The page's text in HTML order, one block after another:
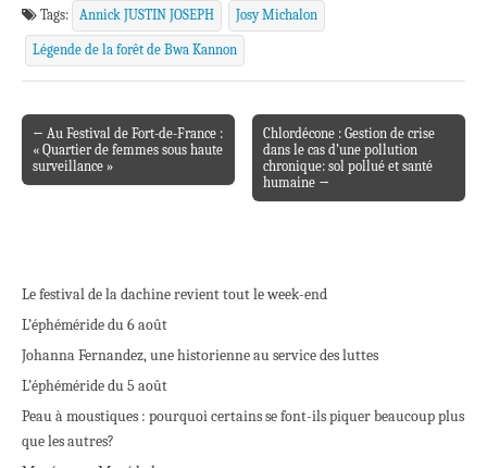
Tags: Annick JUSTIN JOSEPH Josy Michalon
Légende de la forêt de Bwa Kannon
Post navigation
← Au Festival de Fort-de-France :
« Quartier de femmes sous haute
surveillance »
Chlordécone : Gestion de crise
dans le cas d’une pollution
chronique: sol pollué et santé
humaine →
Le festival de la dachine revient tout le week-end
L’éphéméride du 6 août
Johanna Fernandez, une historienne au service des luttes
L’éphéméride du 5 août
Peau à moustiques : pourquoi certains se font-ils piquer beaucoup plus
que les autres?